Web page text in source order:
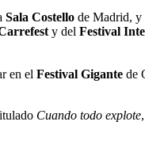
Sala Costello de Madrid, y
y del Festival
en el Festival Gigante de
Cuando todo explote